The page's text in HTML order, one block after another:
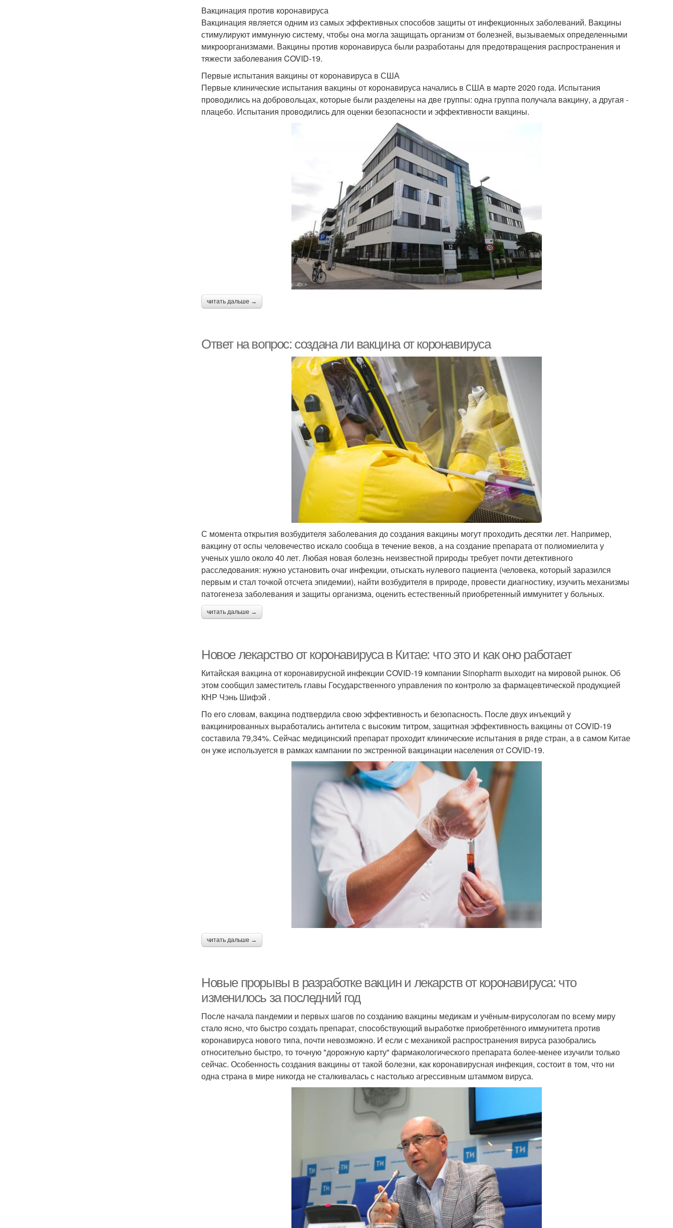
Вакцинация против коронавируса
Вакцинация является одним из самых эффективных способов защиты от инфекционных заболеваний. Вакцины
стимулируют иммунную систему, чтобы она могла защищать организм от болезней, вызываемых определенными
микроорганизмами. Вакцины против коронавируса были разработаны для предотвращения распространения и
тяжести заболевания COVID-19.
Первые испытания вакцины от коронавируса в США
Первые клинические испытания вакцины от коронавируса начались в США в марте 2020 года. Испытания
проводились на добровольцах, которые были разделены на две группы: одна группа получала вакцину, а другая -
плацебо. Испытания проводились для оценки безопасности и эффективности вакцины.
читать дальше →
Ответ на вопрос: создана ли вакцина от коронавируса
С момента открытия возбудителя заболевания до создания вакцины могут проходить десятки лет. Например,
вакцину от оспы человечество искало сообща в течение веков, а на создание препарата от полиомиелита у
ученых ушло около 40 лет. Любая новая болезнь неизвестной природы требует почти детективного
расследования: нужно установить очаг инфекции, отыскать нулевого пациента (человека, который заразился
первым и стал точкой отсчета эпидемии), найти возбудителя в природе, провести диагностику, изучить механизмы
патогенеза заболевания и защиты организма, оценить естественный приобретенный иммунитет у больных.
читать дальше →
Новое лекарство от коронавируса в Китае: что это и как оно работает
Китайская вакцина от коронавирусной инфекции COVID-19 компании Sinopharm выходит на мировой рынок. Об
этом сообщил заместитель главы Государственного управления по контролю за фармацевтической продукцией
КНР Чэнь Шифэй .
По его словам, вакцина подтвердила свою эффективность и безопасность. После двух инъекций у
вакцинированных выработались антитела с высоким титром, защитная эффективность вакцины от COVID-19
составила 79,34%. Сейчас медицинский препарат проходит клинические испытания в ряде стран, а в самом Китае
он уже используется в рамках кампании по экстренной вакцинации населения от COVID-19.
читать дальше →
Новые прорывы в разработке вакцин и лекарств от коронавируса: что
изменилось за последний год
После начала пандемии и первых шагов по созданию вакцины медикам и учёным-вирусологам по всему миру
стало ясно, что быстро создать препарат, способствующий выработке приобретённого иммунитета против
коронавируса нового типа, почти невозможно. И если с механикой распространения вируса разобрались
относительно быстро, то точную "дорожную карту" фармакологического препарата более-менее изучили только
сейчас. Особенность создания вакцины от такой болезни, как коронавирусная инфекция, состоит в том, что ни
одна страна в мире никогда не сталкивалась с настолько агрессивным штаммом вируса.